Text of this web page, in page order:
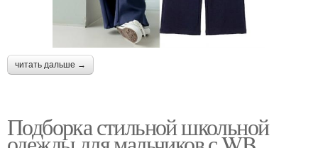
читать дальше →
Подборка стильной школьной